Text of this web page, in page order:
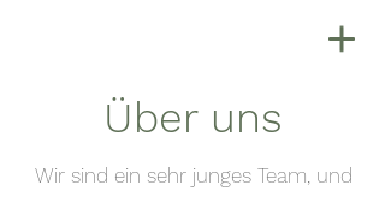
Über uns
Wir sind ein sehr junges Team, und